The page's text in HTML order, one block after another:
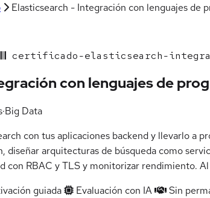
Elasticsearch - Integración con lenguajes de
certificado-elasticsearch-
con lenguajes de
·Big Data
con tus aplicaciones backend y llevarlo
diseñar arquitecturas de búsqueda como
con RBAC y TLS y monitorizar rendimiento.
guiada Evaluación con IA
Sin